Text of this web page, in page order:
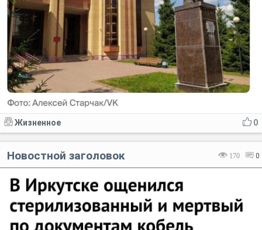
0
Жизненное
170 0
Новостной заголовок